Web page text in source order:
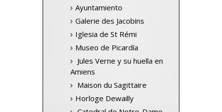
Ayuntamiento
Galerie des Jacobins
Iglesia de St Rémi
Museo de Picardía
Jules Verne y su huella en
Amiens
Maison du Sagittaire
Horloge Dewailly